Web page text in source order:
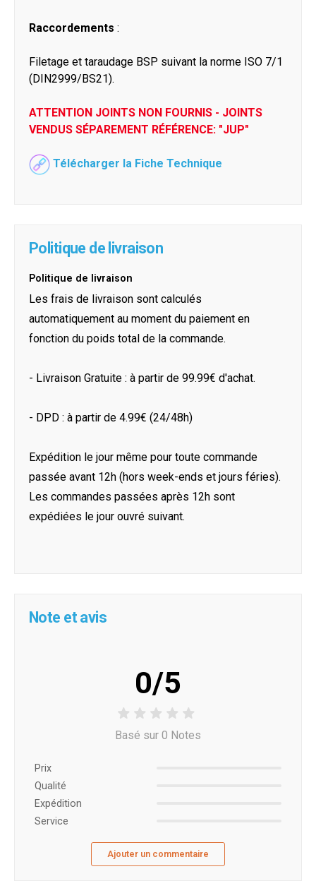
Raccordements :
Filetage et taraudage BSP suivant la norme ISO 7/1
(DIN2999/BS21).
ATTENTION JOINTS NON FOURNIS - JOINTS
VENDUS SÉPAREMENT RÉFÉRENCE: "JUP"
Télécharger la Fiche Technique
Politique de livraison
Politique de livraison
Les frais de livraison sont calculés
automatiquement au moment du paiement en
fonction du poids total de la commande.
- Livraison Gratuite : à partir de 99.99€ d'achat.
- DPD : à partir de 4.99€ (24/48h)
Expédition le jour même pour toute commande
passée avant 12h (hors week-ends et jours féries).
Les commandes passées après 12h sont
expédiées le jour ouvré suivant.
Note et avis
0/5
Basé sur 0 Notes
Prix ​​
Qualité
Expédition
Service
Ajouter un commentaire